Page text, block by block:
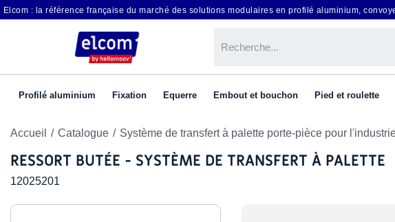
Elcom : la référence française du marché des solutions modulaires en profilé aluminium,
Profilé aluminium Fixation Equerre Embout et bouchon Pied et roulette
Accueil Catalogue Système de transfert à palette porte-pièce pour
RESSORT BUTÉE - SYSTÈME DE TRANSFERT À PALETTE
12025201